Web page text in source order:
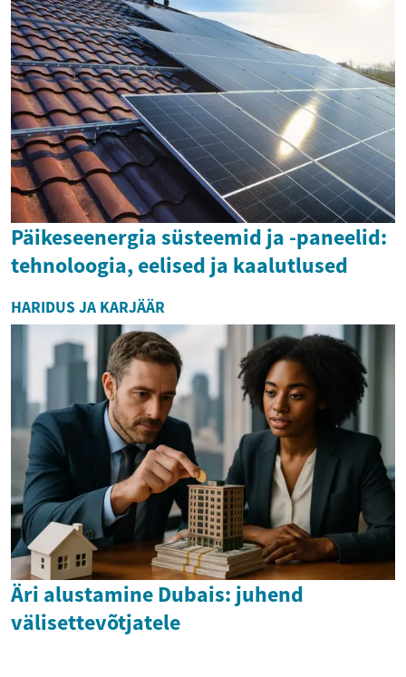
Päikeseenergia süsteemid ja -paneelid:
tehnoloogia, eelised ja kaalutlused
HARIDUS JA KARJÄÄR
Äri alustamine Dubais: juhend
välisettevõtjatele